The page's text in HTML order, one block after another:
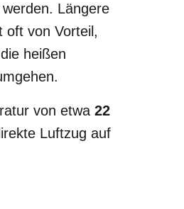
Längere
oft von Vorteil,
heißen
von etwa 22
Luftzug auf